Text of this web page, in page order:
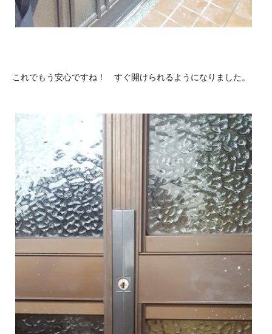
これでもう安心ですね！ すぐ開けられるようになりました。